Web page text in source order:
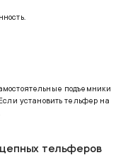
подъемники
установить тельфер на
тельферов